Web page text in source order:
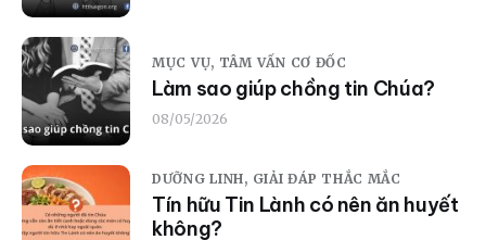
MỤC VỤ, TÂM VẤN CƠ ĐỐC
Làm sao giúp chồng tin Chúa?
08/05/2026
DƯỠNG LINH, GIẢI ĐÁP THẮC MẮC
Tín hữu Tin Lành có nên ăn huyết
không?